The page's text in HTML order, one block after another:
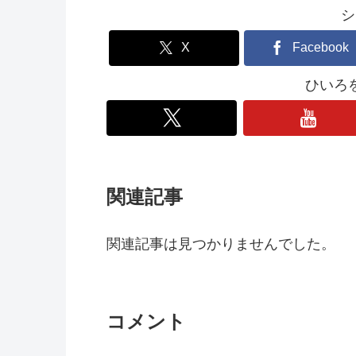
X Facebook
ひいろ
関連記事
関連記事は見つかりませんでした。
コメント